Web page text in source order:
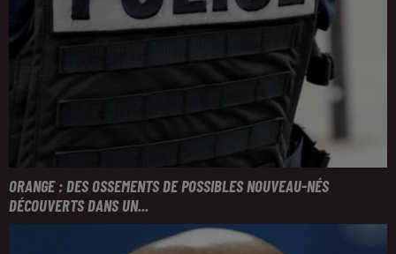
ORANGE : DES OSSEMENTS DE POSSIBLES NOUVEAU-NÉS
DÉCOUVERTS DANS UN...